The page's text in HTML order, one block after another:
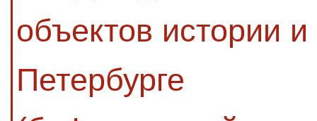
объектов истории
Петербурге